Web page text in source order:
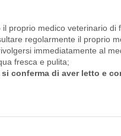
proprio medico veterinario di
regolarmente il proprio
immediatamente al
fresca e pulita;
conferma di aver letto e